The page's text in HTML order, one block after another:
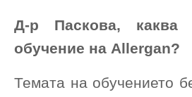
Д-р Паскова, каква
обучение на Allergan?
Темата на обучението